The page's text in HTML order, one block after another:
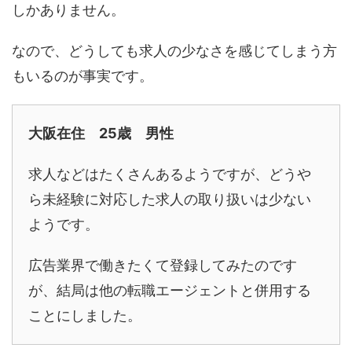
しかありません。
なので、どうしても求人の少なさを感じてしまう方
もいるのが事実です。
大阪在住 25歳 男性
求人などはたくさんあるようですが、どうや
ら未経験に対応した求人の取り扱いは少ない
ようです。
広告業界で働きたくて登録してみたのです
が、結局は他の転職エージェントと併用する
ことにしました。